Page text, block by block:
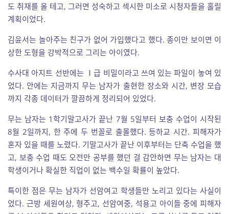
도 취재를 올 테고, 그러면 성숙하고 섹시한 미소로 시청자들을 홀릴
계획이었다.
김윤서는 놀아주는 친구가 없어 가입했다고 했다. 종이만 보이면 이
상한 도형을 강박적으로 그리는 아이였다.
수사대 아지트 선반에는 Ⅰ급 비밀이라고 쓰여 있는 파일이 놓여 있
었다. 안에는 지금까지 무는 남자가 출현한 장소와 시간, 변장 모습
까지 각종 데이터가 깔끔하게 정리되어 있었다.
무는 남자는 1학기말고사가 끝난 7월 5일부터 보충 수업이 시작된
8월 2일까지, 한 주에 두 번꼴로 출몰했다. 등하교 시간. 피해자가
혼자 있을 때를 노렸다. 기말고사가 끝난 이후부터는 단축 수업을 했
고, 보충 수업 때도 오전만 공부를 했던 걸 감안하면 무는 남자는 대
학생이거나 확실한 직업이 없는 백수일 확률이 높았다.
특이한 점은 무는 남자가 선암여고 학생들만 노리고 있다는 사실이
었다. 근방 세원여상, 형주고, 선암여중, 석용고 아이들 중에 피해자